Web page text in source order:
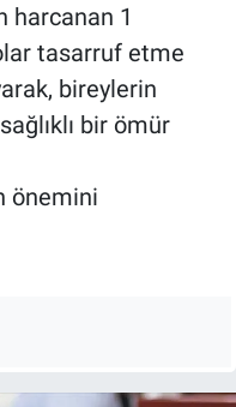
harcanan 1
tasarruf etme
bireylerin
bir ömür
önemini